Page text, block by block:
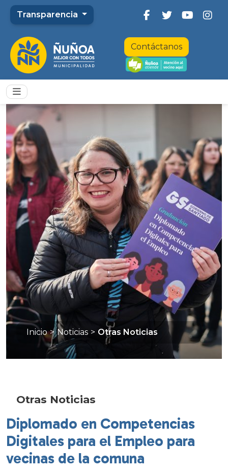
Transparencia
Contáctanos
Inicio > Noticias > Otras Noticias
Otras Noticias
Diplomado en Competencias
Digitales para el Empleo para
vecinas de la comuna